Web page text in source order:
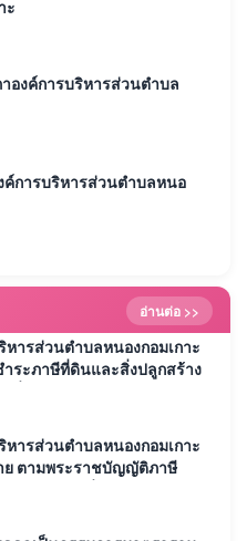
ะ
องค์การบริหารส่วนตำบล
ค์การบริหารส่วนตำบลหนอ
อ่านต่อ >>
หารส่วนตำบลหนองกอมเกาะ
ำระภาษีที่ดินและสิ่งปลูกสร้าง
พิ่ม) ประจำปี พ.ศ. 2569
หารส่วนตำบลหนองกอมเกาะ
าย ตามพระราชบัญญัติภาษี
(แก้ไขเพิ่มเติมจนถึง
จำปีงบประมาณ พ.ศ. 2570